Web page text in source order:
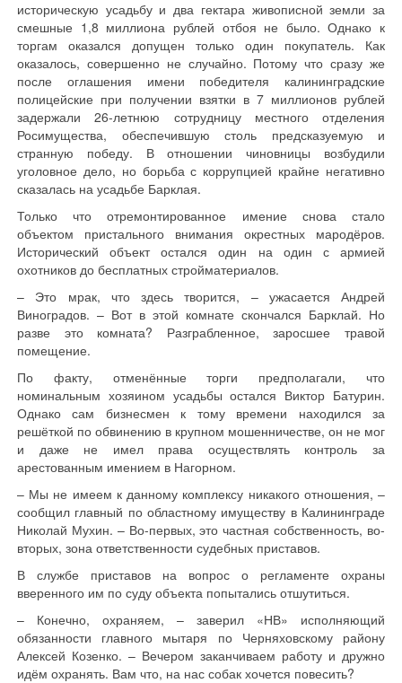
историческую усадьбу и два гектара живописной земли за
смешные 1,8 миллиона рублей отбоя не было. Однако к
торгам оказался допущен только один покупатель. Как
оказалось, совершенно не случайно. Потому что сразу же
после оглашения имени победителя калининградские
полицейские при получении взятки в 7 миллионов рублей
задержали 26-летнюю сотрудницу местного отделения
Росимущества, обеспечившую столь предсказуемую и
странную победу. В отношении чиновницы возбудили
уголовное дело, но борьба с коррупцией крайне негативно
сказалась на усадьбе Барклая.
Только что отремонтированное имение снова стало
объектом пристального внимания окрестных мародёров.
Исторический объект остался один на один с армией
охотников до бесплатных стройматериалов.
– Это мрак, что здесь творится, – ужасается Андрей
Виноградов. – Вот в этой комнате скончался Барклай. Но
разве это комната? Разграбленное, заросшее травой
помещение.
По факту, отменённые торги предполагали, что
номинальным хозяином усадьбы остался Виктор Батурин.
Однако сам бизнесмен к тому времени находился за
решёткой по обвинению в крупном мошенничестве, он не мог
и даже не имел права осуществлять контроль за
арестованным имением в Нагорном.
– Мы не имеем к данному комплексу никакого отношения, –
сообщил главный по областному имуществу в Калининграде
Николай Мухин. – Во-первых, это частная собственность, во-
вторых, зона ответственности судебных приставов.
В службе приставов на вопрос о регламенте охраны
вверенного им по суду объекта попытались отшутиться.
– Конечно, охраняем, – заверил «НВ» исполняющий
обязанности главного мытаря по Черняховскому району
Алексей Козенко. – Вечером заканчиваем работу и дружно
идём охранять. Вам что, на нас собак хочется повесить?